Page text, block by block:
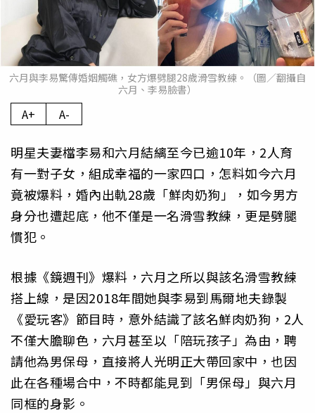
六月與李易驚傳婚姻觸礁，女方爆劈腿28歲滑雪教練。（圖／翻攝自
六月、李易臉書）
A+ A-
明星夫妻檔李易和六月結縭至今已逾10年，2人育
有一對子女，組成幸福的一家四口，怎料如今六月
竟被爆料，婚內出軌28歲「鮮肉奶狗」，如今男方
身分也遭起底，他不僅是一名滑雪教練，更是劈腿
慣犯。
根據《鏡週刊》爆料，六月之所以與該名滑雪教練
搭上線，是因2018年間她與李易到馬爾地夫錄製
《愛玩客》節目時，意外結識了該名鮮肉奶狗，2人
不僅大膽聊色，六月甚至以「陪玩孩子」為由，聘
請他為男保母，直接將人光明正大帶回家中，也因
此在各種場合中，不時都能見到「男保母」與六月
同框的身影。